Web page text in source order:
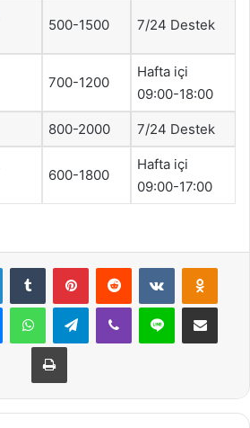
500-1500 7/24 Destek
700-1200
Hafta içi
09:00-18:00
800-2000 7/24 Destek
600-1800
Hafta içi
09:00-17:00
LinkedInTumblr PinterestReddit VKontakte
MessengerWhatsAppTelegramViber Line E-Posta ile
Yazdır